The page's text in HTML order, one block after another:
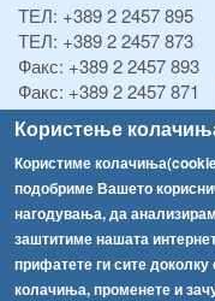
Користење
Користиме
подобриме Вашето
нагодувања, да
заштитиме нашата
прифатете ги сите
колачиња, променете и
ТЕЛ: +389 2 2457 895
ТЕЛ: +389 2 2457 873
Факс: +389 2 2457 893
Факс: +389 2 2457 871
info@fva.gov.mk
[АХВ-претходна
Соопштенија
Република Бугарија ги засили официјалните контроли при увоз на свежо овошје и зеленчук
Високите температури ризик од труење со храна, опасни се и за животните
Архива
Регистри